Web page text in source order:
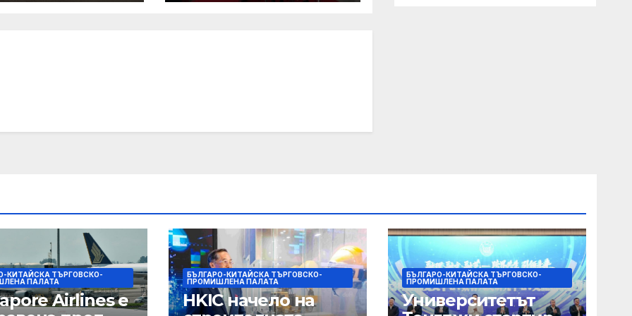
КИТАЙСКА ТЪРГОВСКО-
ПАЛАТА
Airlines е
БЪЛГАРО-КИТАЙСКА ТЪРГОВСКО-
ПРОМИШЛЕНА ПАЛАТА
HKIC начело на
БЪЛГАРО-КИТАЙСКА ТЪРГОВСКО-
ПРОМИШЛЕНА ПАЛАТА
Университетът